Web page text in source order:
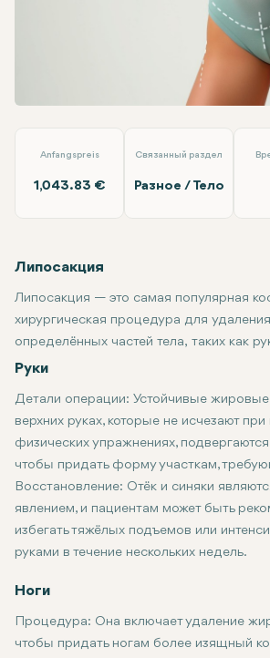
Электронная
Anfangspreis
1,043.83 €
Связанный раздел
Разное / Тело
Липосакция
Липосакция — это самая популярная
хирургическая процедура для
определённых частей тела, таких как
фланки, а также спина и живот.
Руки
Детали операции: Устойчивые жировые
верхних руках, которые не исчезают
физических упражнениях,
чтобы придать форму участкам,
Восстановление: Отёк и синяки
явлением, и пациентам может быть
избегать тяжёлых подъемов или
руками в течение нескольких недель.
Ноги
Процедура: Она включает удаление
чтобы придать ногам более изящный